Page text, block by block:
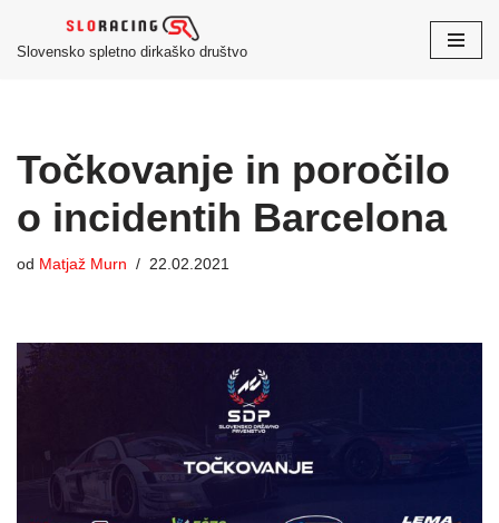
Skoči
Slovensko spletno dirkaško društvo
Točkovanje in poročilo
o incidentih Barcelona
od Matjaž Murn 22.02.2021